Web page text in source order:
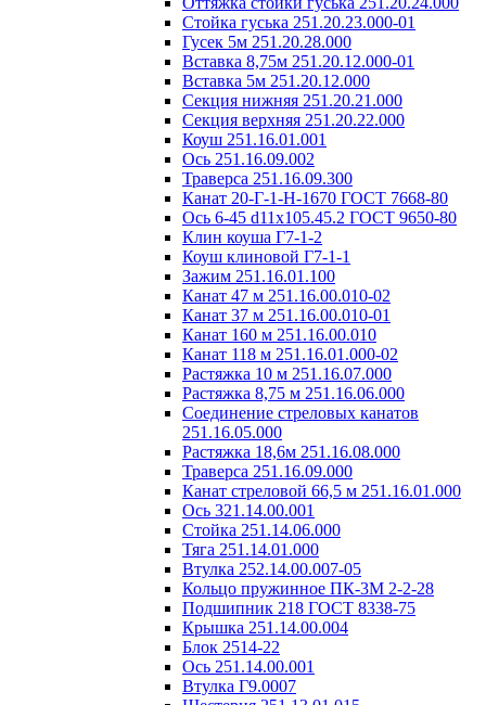
Стойка гуська 251.20.23.000-01
Гусек 5м 251.20.28.000
Вставка 8,75м 251.20.12.000-01
Вставка 5м 251.20.12.000
Секция нижняя 251.20.21.000
Секция верхняя 251.20.22.000
Коуш 251.16.01.001
Ось 251.16.09.002
Траверса 251.16.09.300
Канат 20-Г-1-Н-1670 ГОСТ 7668-80
Ось 6-45 d11х105.45.2 ГОСТ 9650-80
Клин коуша Г7-1-2
Коуш клиновой Г7-1-1
Зажим 251.16.01.100
Канат 47 м 251.16.00.010-02
Канат 37 м 251.16.00.010-01
Канат 160 м 251.16.00.010
Канат 118 м 251.16.01.000-02
Растяжка 10 м 251.16.07.000
Растяжка 8,75 м 251.16.06.000
Соединение стреловых канатов
251.16.05.000
Растяжка 18,6м 251.16.08.000
Траверса 251.16.09.000
Канат стреловой 66,5 м 251.16.01.000
Ось 321.14.00.001
Стойка 251.14.06.000
Тяга 251.14.01.000
Втулка 252.14.00.007-05
Кольцо пружинное ПК-3М 2-2-28
Подшипник 218 ГОСТ 8338-75
Крышка 251.14.00.004
Блок 2514-22
Ось 251.14.00.001
Втулка Г9.0007